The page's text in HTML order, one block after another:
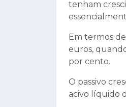
tenham
Em termos
euros,
por cento.
O passivo
acivo líquido